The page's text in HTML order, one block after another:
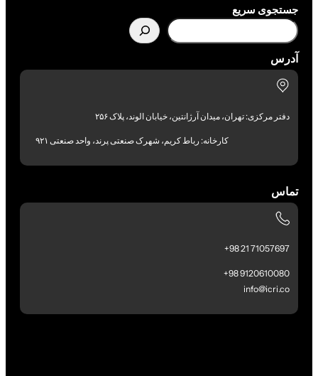
جستجوی سریع
آدرس
دفتر مرکزی: تهران، میدان آرژانتین، خیابان الوند، پلاک ۲۵۶
کارخانه: رباط کریم، شهرک صنعتی پرند، واحد صنعتی ۹۲۱
تماس
71057697 21 98+
9120610080 98+
info@icri.co